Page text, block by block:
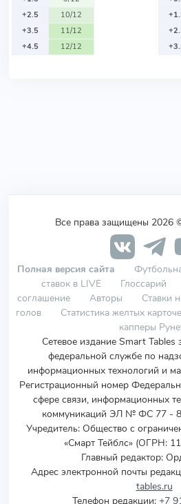
+2.5
10/12
+3.5
11/12
+4.5
12/12
Все права защищены 2026
Полная версия сайта
ставок в LIVE
Глоссарий
соглашение
Авторы Ставки
голов
Статистика желтых
капперы
Сетевое издание Smart Tables
федеральной службе по
информационных технологий и
Регистрационный номер
сфере связи, информационных
коммуникаций ЭЛ № ФС 77 -
Учредитель: Общество с
«Смарт Тейблс» (ОГРН:
Главный редактор:
Адрес электронной почты
tables.ru
Телефон редакции: +7